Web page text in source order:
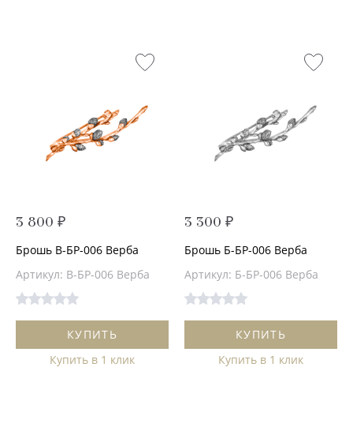
3 800 ₽
Брошь В-БР-006 Верба
Артикул: В-БР-006 Верба
КУПИТЬ
Купить в 1 клик
3 300 ₽
Брошь Б-БР-006 Верба
Артикул: Б-БР-006 Верба
КУПИТЬ
Купить в 1 клик